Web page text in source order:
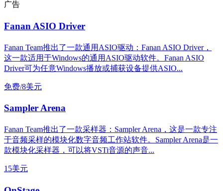
广告
Fanan ASIO Driver
Fanan Team推出了一款通用ASIO驱动：Fanan ASIO Driver，
这一款适用于Windows的通用ASIO驱动软件。Fanan ASIO
Driver可为任意Windows播放或捕获设备提供ASIO...
免费/8美元
Sampler Arena
Fanan Team推出了一款采样器：Sampler Arena，这是一款专注
于音频采样的模块化数字音频工作站软件。Sampler Arena是一
款模块化采样器，可以将VSTi音源的声音...
15美元